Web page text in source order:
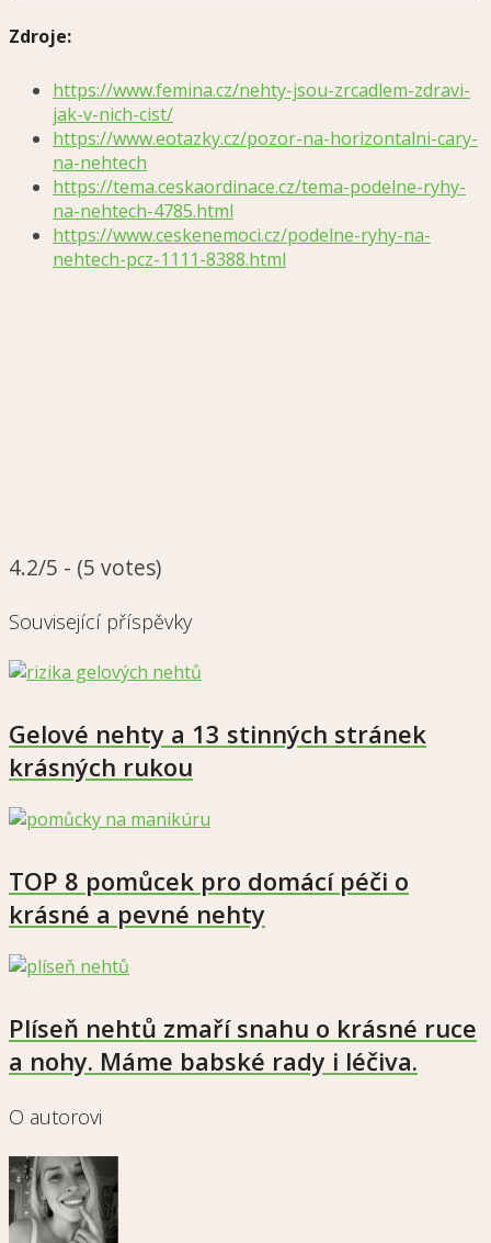
Zdroje:
https://www.femina.cz/nehty-jsou-zrcadlem-zdravi-
jak-v-nich-cist/
https://www.eotazky.cz/pozor-na-horizontalni-cary-
na-nehtech
https://tema.ceskaordinace.cz/tema-podelne-ryhy-
na-nehtech-4785.html
https://www.ceskenemoci.cz/podelne-ryhy-na-
nehtech-pcz-1111-8388.html
4.2/5 - (5 votes)
Související příspěvky
Gelové nehty a 13 stinných stránek
krásných rukou
TOP 8 pomůcek pro domácí péči o
krásné a pevné nehty
Plíseň nehtů zmaří snahu o krásné ruce
a nohy. Máme babské rady i léčiva.
O autorovi